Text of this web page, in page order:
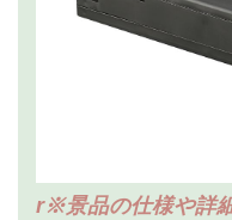
r※景品の仕様や詳